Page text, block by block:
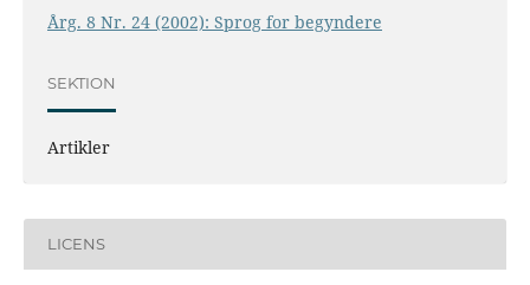
Årg. 8 Nr. 24 (2002): Sprog for begyndere
SEKTION
Artikler
LICENS